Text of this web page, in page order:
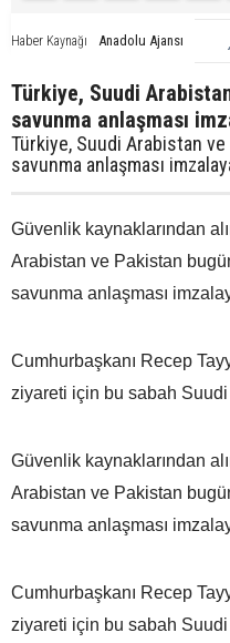
Haber Kaynağı Anadolu Ajansı
Türkiye, Suudi
savunma anlaşması
Türkiye, Suudi Arabistan
savunma anlaşması
Güvenlik kaynaklarından
Arabistan ve Pakistan
savunma anlaşması
Cumhurbaşkanı Recep
ziyareti için bu sabah
Güvenlik kaynaklarından
Arabistan ve Pakistan
savunma anlaşması
Cumhurbaşkanı Recep
ziyareti için bu sabah